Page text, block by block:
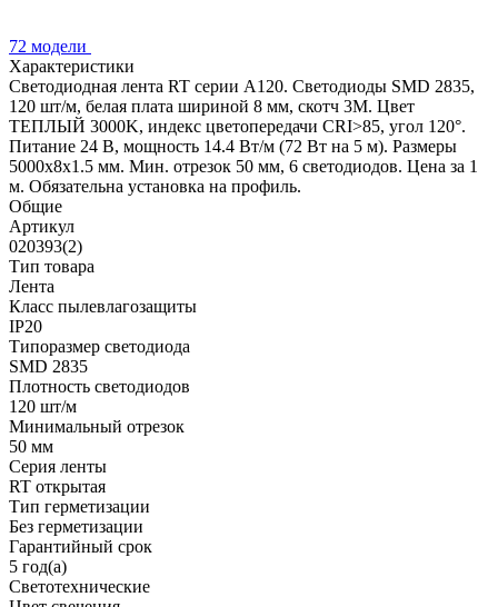
72 модели
Характеристики
Светодиодная лента RT серии A120. Светодиоды SMD 2835,
120 шт/м, белая плата шириной 8 мм, скотч 3M. Цвет
ТЕПЛЫЙ 3000K, индекс цветопередачи CRI>85, угол 120°.
Питание 24 В, мощность 14.4 Вт/м (72 Вт на 5 м). Размеры
5000x8x1.5 мм. Мин. отрезок 50 мм, 6 светодиодов. Цена за 1
м. Обязательна установка на профиль.
Общие
Артикул
020393(2)
Тип товара
Лента
Класс пылевлагозащиты
IP20
Типоразмер светодиода
SMD 2835
Плотность светодиодов
120 шт/м
Минимальный отрезок
50 мм
Серия ленты
RT открытая
Тип герметизации
Без герметизации
Гарантийный срок
5 год(а)
Светотехнические